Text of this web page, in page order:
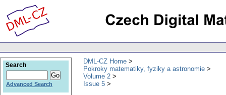
DML-CZ Home
Pokroky matematiky, fyziky a astronomie
Volume 2
Issue 5
Search
Advanced Search